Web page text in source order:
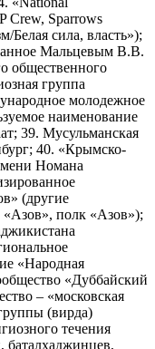
Crew, Sparrows
сила, власть»);
Мальцевым В.В.
общественного
группа
молодежное
наименование
39. Мусульманская
40. «Крымско-
Номана
(другие
«Азов», полк «Азов»);
«Народная
«Дуббайский
– «московская
(вирда)
течения
баталхаджинцев,